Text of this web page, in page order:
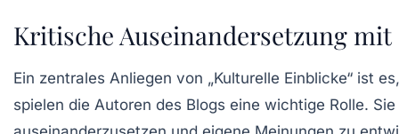
Kritische Auseinandersetzung
Ein zentrales Anliegen von „Kulturelle Einblicke“ ist
spielen die Autoren des Blogs eine wichtige Rolle.